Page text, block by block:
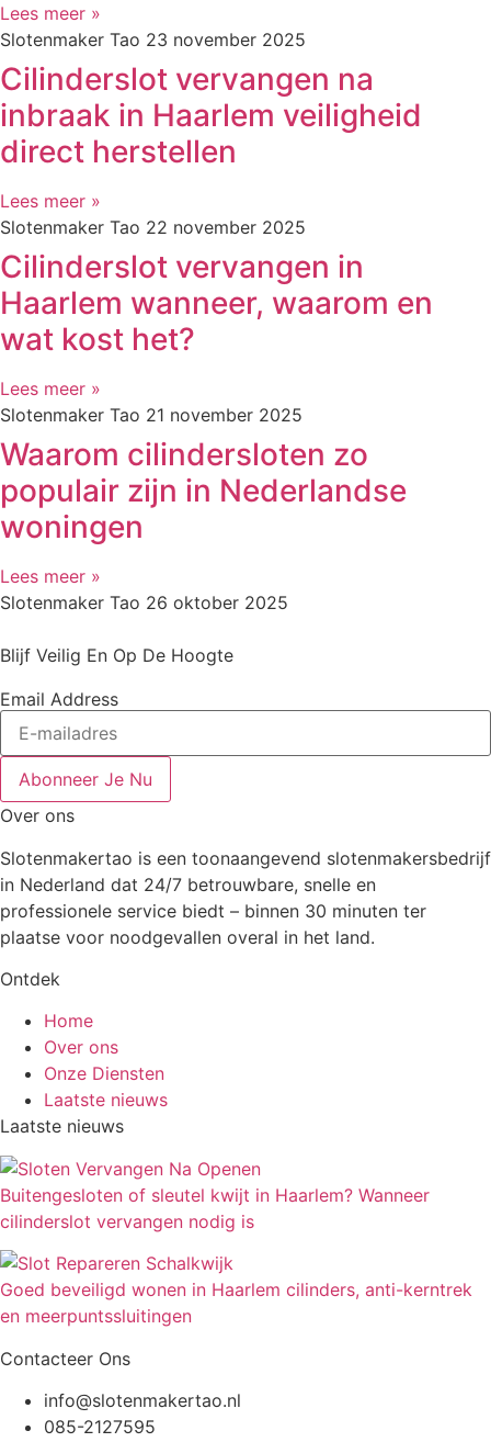
Lees meer »
Slotenmaker Tao 23 november 2025
Cilinderslot vervangen na
inbraak in Haarlem veiligheid
direct herstellen
Lees meer »
Slotenmaker Tao 22 november 2025
Cilinderslot vervangen in
Haarlem wanneer, waarom en
wat kost het?
Lees meer »
Slotenmaker Tao 21 november 2025
Waarom cilindersloten zo
populair zijn in Nederlandse
woningen
Lees meer »
Slotenmaker Tao 26 oktober 2025
Blijf Veilig En Op De Hoogte
Email Address
Abonneer Je Nu
Over ons
Slotenmakertao is een toonaangevend slotenmakersbedrijf
in Nederland dat 24/7 betrouwbare, snelle en
professionele service biedt – binnen 30 minuten ter
plaatse voor noodgevallen overal in het land.
Ontdek
Home
Over ons
Onze Diensten
Laatste nieuws
Laatste nieuws
Buitengesloten of sleutel kwijt in Haarlem? Wanneer
cilinderslot vervangen nodig is
Goed beveiligd wonen in Haarlem cilinders, anti-kerntrek
en meerpuntssluitingen
Contacteer Ons
info@slotenmakertao.nl
085-2127595